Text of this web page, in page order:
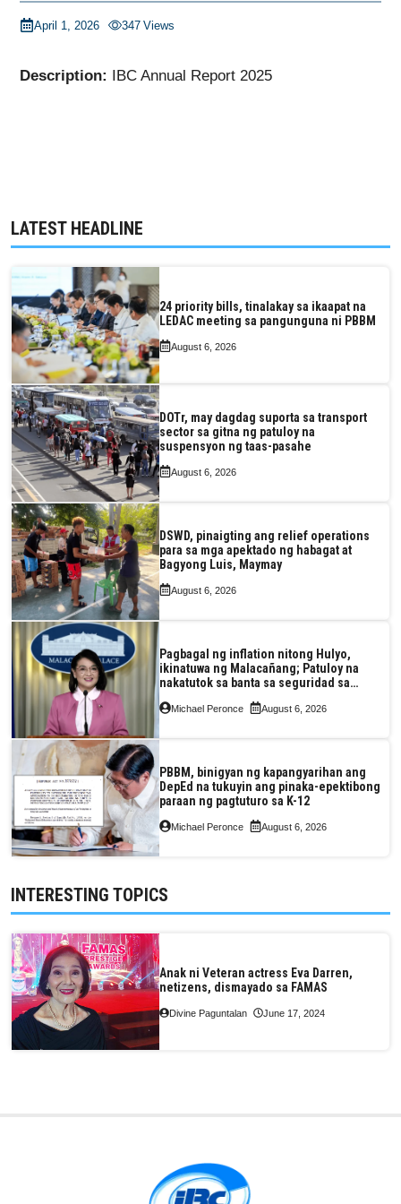
April 1, 2026 347 Views
Description: IBC Annual Report 2025
LATEST HEADLINE
24 priority bills, tinalakay sa ikaapat na
LEDAC meeting sa pangunguna ni PBBM
August 6, 2026
DOTr, may dagdag suporta sa transport
sector sa gitna ng patuloy na
suspensyon ng taas-pasahe
August 6, 2026
DSWD, pinaigting ang relief operations
para sa mga apektado ng habagat at
Bagyong Luis, Maymay
August 6, 2026
Pagbagal ng inflation nitong Hulyo,
ikinatuwa ng Malacañang; Patuloy na
nakatutok sa banta sa seguridad sa
pagkain, enerhiya
Michael Peronce August 6, 2026
PBBM, binigyan ng kapangyarihan ang
DepEd na tukuyin ang pinaka-epektibong
paraan ng pagtuturo sa K-12
Michael Peronce August 6, 2026
INTERESTING TOPICS
Anak ni Veteran actress Eva Darren,
netizens, dismayado sa FAMAS
Divine Paguntalan June 17, 2024